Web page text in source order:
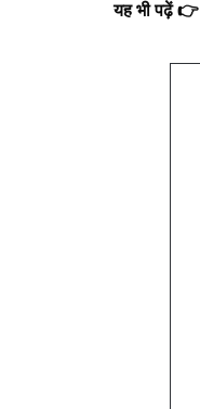
यह भी पढ़ें 👉